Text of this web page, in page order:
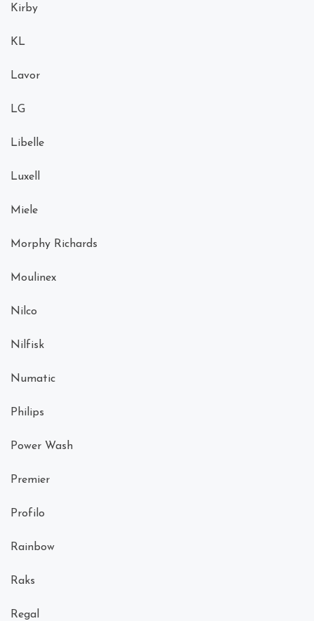
Kirby
KL
Lavor
LG
Libelle
Luxell
Miele
Morphy Richards
Moulinex
Nilco
Nilfisk
Numatic
Philips
Power Wash
Premier
Profilo
Rainbow
Raks
Regal